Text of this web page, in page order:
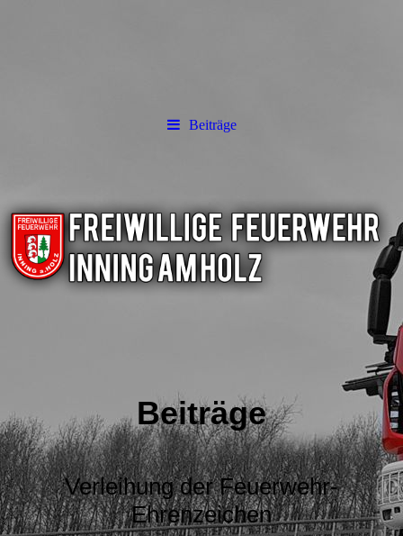
Beiträge
Beiträge
Verleihung der Feuerwehr-
Ehrenzeichen